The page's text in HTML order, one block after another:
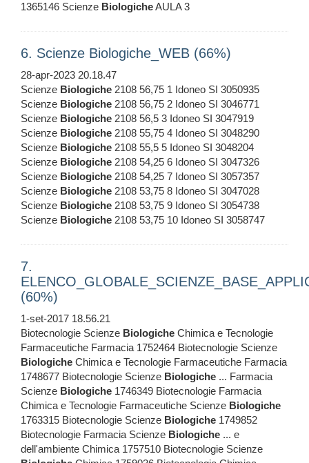
1365146 Scienze BiologicheAULA 3
6. Scienze Biologiche_WEB (66%)
28-apr-2023 20.18.47
Scienze Biologiche 2108 56,75 1 Idoneo SI 3050935
Scienze Biologiche 2108 56,75 2 Idoneo SI 3046771
Scienze Biologiche 2108 56,5 3 Idoneo SI 3047919
Scienze Biologiche 2108 55,75 4 Idoneo SI 3048290
Scienze Biologiche 2108 55,5 5 Idoneo SI 3048204
Scienze Biologiche 2108 54,25 6 Idoneo SI 3047326
Scienze Biologiche 2108 54,25 7 Idoneo SI 3057357
Scienze Biologiche 2108 53,75 8 Idoneo SI 3047028
Scienze Biologiche 2108 53,75 9 Idoneo SI 3054738
Scienze Biologiche 2108 53,75 10 Idoneo SI 3058747
7.
(60%)
1-set-2017 18.56.21
Biotecnologie Scienze Biologiche Chimica e Tecnologie
Farmaceutiche Farmacia 1752464 Biotecnologie Scienze
Biologiche Chimica e Tecnologie Farmaceutiche Farmacia
1748677 Biotecnologie Scienze Biologiche ... Farmacia
Scienze Biologiche 1746349 Biotecnologie Farmacia
Chimica e Tecnologie Farmaceutiche Scienze Biologiche
1763315 Biotecnologie Scienze Biologiche 1749852
Biotecnologie Farmacia Scienze Biologiche ... e
dell'ambiente Chimica 1757510 Biotecnologie Scienze